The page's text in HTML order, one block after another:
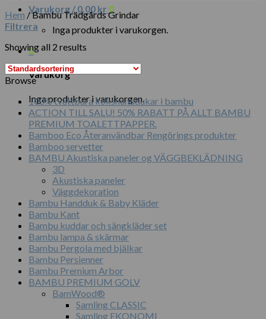
Varukorg / 0.00 kr 0
Inga produkter i varukorgen.
0
Varukorg
Inga produkter i varukorgen.
Hem /Bambu Trädgårds Grindar
Filtrera
Showing all 2 results
Browse
100% tvättbara kökshanddukar i bambu
ACTION TILL SALU! 50% RABATT PÅ ALLT BAMBU
PREMIUM TOALETTPAPPER.
Bamboo Eco Återanvändbar Rengörings produkter
Bamboo servetter
BAMBU Akustiska paneler og VÄGGBEKLÄDNING
3D
Akustiska paneler
Väggdekoration
Bambu Handduk & Baby Kläder
Bambu Kant
Bambu kuddar och sängkläder set
Bambu lampa & skärmar
Bambu Pergola med bjälkar
Bambu Persienner
Bambu Premium Arbor
BAMBU PREMIUM GOLV
BamWood®
Samling CLASSIC
Samling EKONOMI